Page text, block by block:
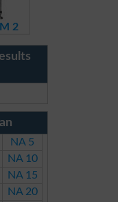
2
NA 5
NA 10
NA 15
NA 20